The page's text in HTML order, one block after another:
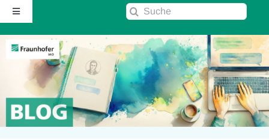
Zum
Inhalt
springen
Toggle
Navigation
Startseite
Über diesen Blog
Kontakt
Suche